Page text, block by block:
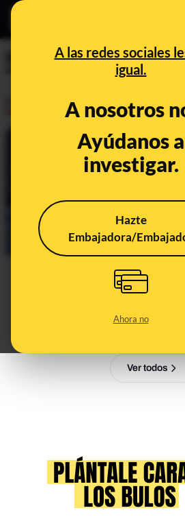
A las redes sociales
igual.
A nosotros
Ayúdanos a
investigar.
Hazte
Embajadora/
Ahora no
Sábado Deluxe
Los bulos y falsedades
coronavirus y los
se hace eco Belén
entrevista en Sábado
Ver todos